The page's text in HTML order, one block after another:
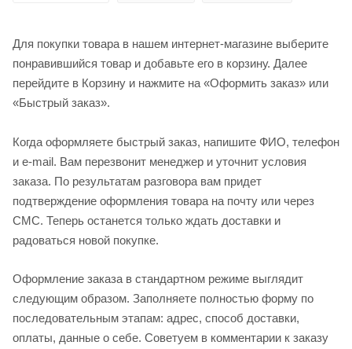
Для покупки товара в нашем интернет-магазине выберите
понравившийся товар и добавьте его в корзину. Далее
перейдите в Корзину и нажмите на «Оформить заказ» или
«Быстрый заказ».
Когда оформляете быстрый заказ, напишите ФИО, телефон
и e-mail. Вам перезвонит менеджер и уточнит условия
заказа. По результатам разговора вам придет
подтверждение оформления товара на почту или через
СМС. Теперь останется только ждать доставки и
радоваться новой покупке.
Оформление заказа в стандартном режиме выглядит
следующим образом. Заполняете полностью форму по
последовательным этапам: адрес, способ доставки,
оплаты, данные о себе. Советуем в комментарии к заказу